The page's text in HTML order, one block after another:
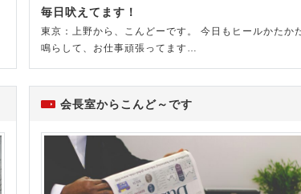
毎日吠えてます！
東京：上野から、こんどーです。 今日もヒールかたか
鳴らして、お仕事頑張ってます…
会長室からこんど～です